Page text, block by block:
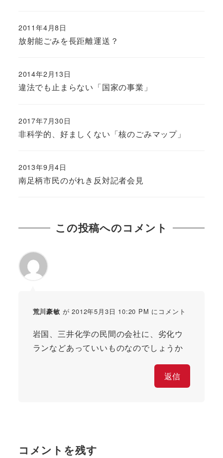
放射能ごみを長距離運送？
2011年4月8日
違法でも止まらない「国家の事業」
2014年2月13日
非科学的、好ましくない「核のごみマップ」
2017年7月30日
南足柄市民のがれき反対記者会見
2013年9月4日
この投稿へのコメント
荒川豪敏 が 2012年5月3日 10:20 PM にコメント
岩国、三井化学の民間の会社に、劣化ウ
ランなどあっていいものなのでしょうか
返信
コメントを残す